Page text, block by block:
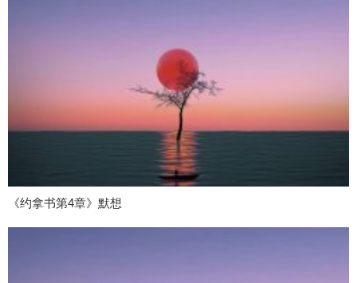
《约拿书第4章》默想